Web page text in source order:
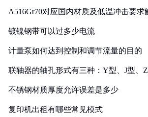
A516Gr70对应国内材质及低温冲击要求
镀镍钢带可以过多少电流
计量泵如何达到控制和调节流量的目的
联轴器的轴孔形式有三种：Y型、J型、
不锈钢材质厚度允许误差是多少
复印机出租有哪些常见模式